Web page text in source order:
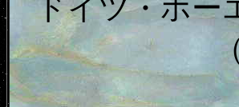
ドイツ・ホー